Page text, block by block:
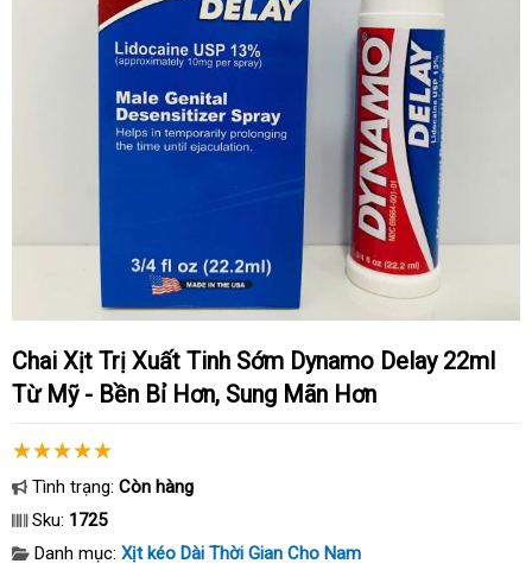
Chai Xịt Trị Xuất Tinh Sớm Dynamo Delay 22ml
Từ Mỹ - Bền Bỉ Hơn, Sung Mãn Hơn
Tình trạng: Còn hàng
Sku: 1725
Danh mục: Xịt kéo Dài Thời Gian Cho Nam